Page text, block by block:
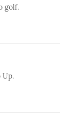
golf.
Up.